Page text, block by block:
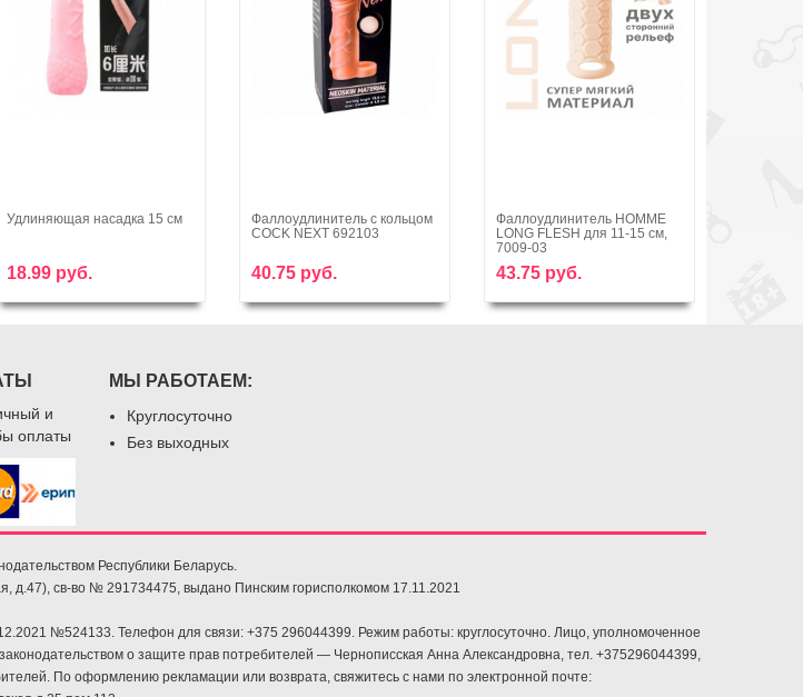
Удлиняющая насадка 15 см
18.99 руб.
В корзину
Фаллоудлинитель с кольцом
COCK NEXT 692103
40.75 руб.
В корзину
Фаллоудлинитель HOMME
LONG FLESH для 11-15 см,
7009-03
43.75 руб.
и
оплаты
МЫ РАБОТАЕМ:
Круглосуточно
Без выходных
Республики Беларусь.
д.47), св-во № 291734475, выдано Пинским горисполкомом 17.11.2021
№524133. Телефон для связи: +375 296044399. Режим работы: круглосуточно. Лицо, уполномоченное
о защите прав потребителей — Чернописская Анна Александровна, тел. +375296044399,
По оформлению рекламации или возврата, свяжитесь с нами по электронной почте: